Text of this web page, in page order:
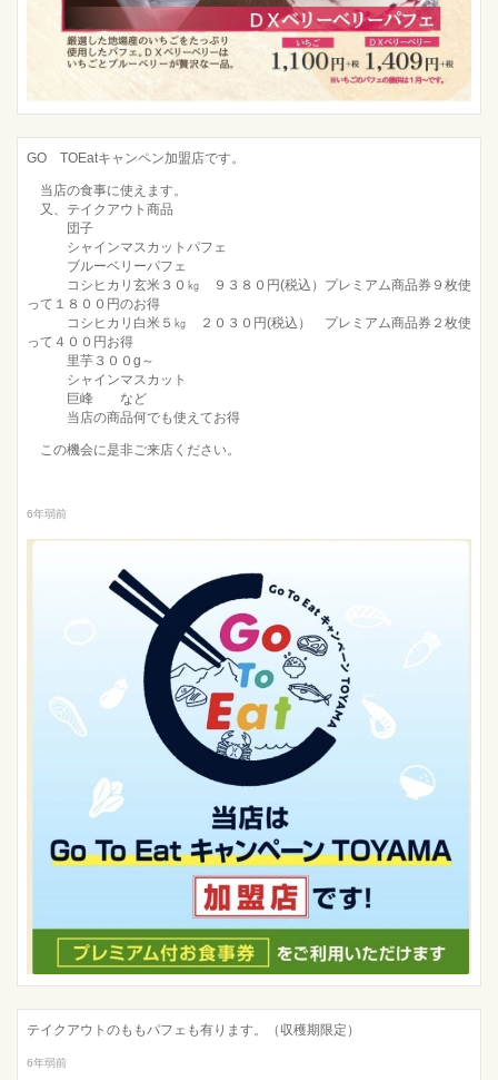
GO TOEatキャンペン加盟店です。
当店の食事に使えます。
又、テイクアウト商品
団子
シャインマスカットパフェ
ブルーベリーパフェ
コシヒカリ玄米３０㎏ ９３８０円(税込）プレミアム商品券９枚使
って１８００円のお得
コシヒカリ白米５㎏ ２０３０円(税込） プレミアム商品券２枚使
って４００円お得
里芋３００g～
シャインマスカット
巨峰 など
当店の商品何でも使えてお得
この機会に是非ご来店ください。
6年弱前
テイクアウトのももパフェも有ります。（収穫期限定）
6年弱前